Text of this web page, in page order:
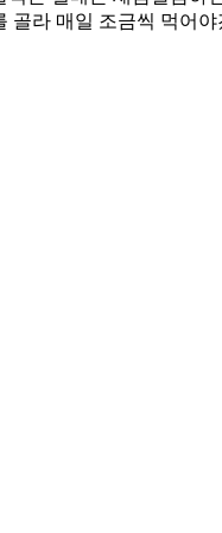
골라 매일 조금씩 먹어야